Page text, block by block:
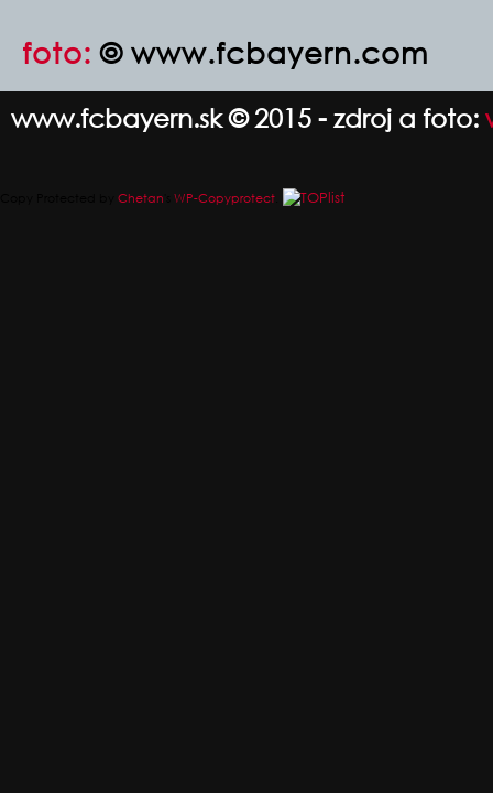
foto:© www.fcbayern.com
www.fcbayern.sk © 2015 - zdroj a foto:
Chetan WP-Copyprotect